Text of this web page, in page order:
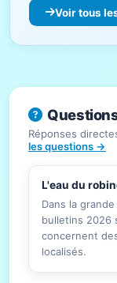
Voir tous
Réponses
les questions →
L'eau du
Dans la
bulletins 2026
concernent
localisés.